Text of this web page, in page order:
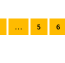
… 5 6